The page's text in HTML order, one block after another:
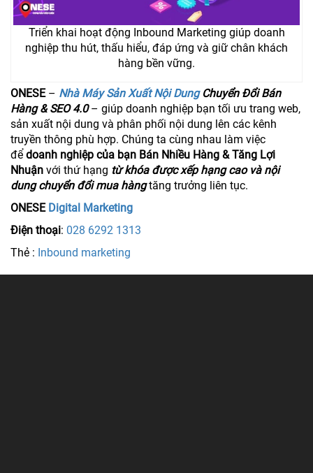
Triển khai hoạt động Inbound Marketing giúp doanh
nghiệp thu hút, thấu hiểu, đáp ứng và giữ chân khách
hàng bền vững.
ONESE– Nhà Máy Sản Xuất Nội DungChuyển Đổi Bán
Hàng & SEO 4.0– giúp doanh nghiệp bạn tối ưu trang web,
sản xuất nội dung và phân phối nội dung lên các kênh
truyền thông phù hợp. Chúng ta cùng nhau làm việc
để doanh nghiệp của bạn Bán Nhiều Hàng & Tăng Lợi
Nhuận với thứ hạng từ khóa được xếp hạng cao và nội
dung chuyển đổi mua hàngtăng trưởng liên tục.
ONESE Digital Marketing
Điện thoại: 028 6292 1313
Thẻ : Inbound marketing